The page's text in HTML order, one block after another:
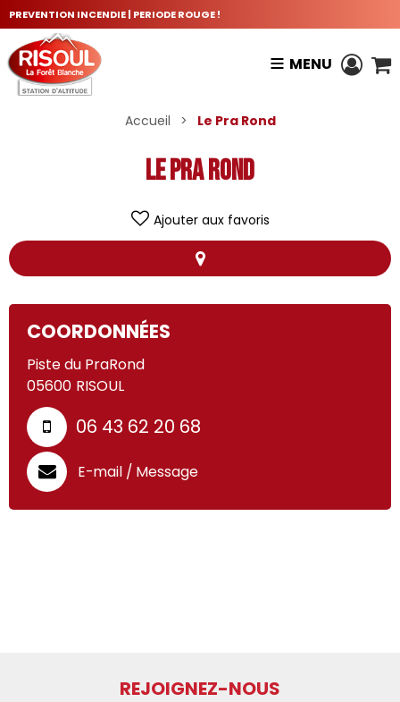
PREVENTION INCENDIE | PERIODE ROUGE !
MENU
Accueil > Le Pra Rond
Le Pra Rond
Ajouter aux favoris
COORDONNÉES
Piste du PraRond
05600 RISOUL
06 43 62 20 68
E-mail / Message
Le Pra Rond
+
−
REJOIGNEZ-NOUS